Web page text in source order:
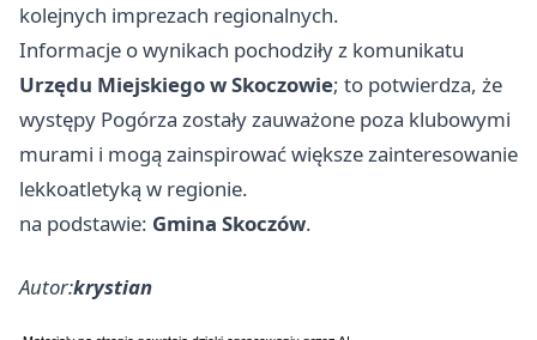
kolejnych imprezach regionalnych.
Informacje o wynikach pochodziły z komunikatu
Urzędu Miejskiego w Skoczowie; to potwierdza, że
występy Pogórza zostały zauważone poza klubowymi
murami i mogą zainspirować większe zainteresowanie
lekkoatletyką w regionie.
na podstawie: Gmina Skoczów.
Autor:krystian